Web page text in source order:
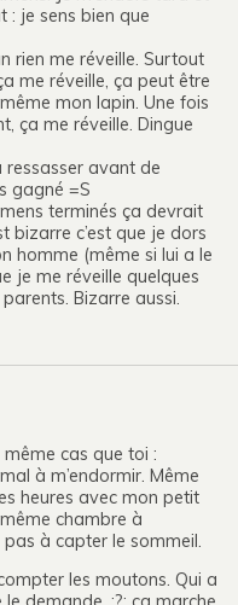
: je sens bien que
rien me réveille. Surtout
me réveille, ça peut être
mon lapin. Une fois
ça me réveille. Dingue
ressasser avant de
gagné =S
terminés ça devrait
bizarre c’est que je dors
homme (même si lui a le
je me réveille quelques
Bizarre aussi.
cas que toi :
à m’endormir. Même
heures avec mon petit
chambre à
pas à capter le sommeil.
les moutons. Qui a